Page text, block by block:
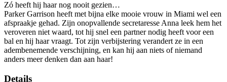
Zó heeft hij haar nog nooit gezien…
Parker Garrison heeft met bijna elke mooie vrouw in Miami wel een
afspraakje gehad. Zijn onopvallende secretaresse Anna leek hem het
veroveren niet waard, tot hij snel een partner nodig heeft voor een
bal en hij haar vraagt. Tot zijn verbijstering verandert ze in een
adembenemende verschijning, en kan hij aan niets of niemand
anders meer denken dan aan haar!
Details